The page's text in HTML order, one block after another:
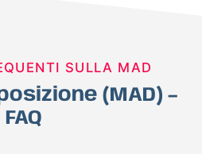
SULLA MAD
(MAD) –
FAQ